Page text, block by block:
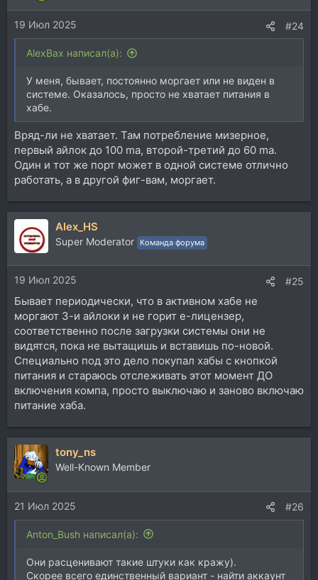
19 Июл 2025 #24
AlexBax написал(а):
У меня, бывает, постоянно моргает или не виден в
системе. Оказалось, просто не хватает питания в
хабе.
Вряд-ли не хватает. Там потребление мизерное,
первый айлок до 100 ma, второй-третий до 60 ma.
Один и тот же порт может в одной системе отлично
работать, а в другой фиг-вам, моргает.
Alex_HS
Super Moderator Команда форума
19 Июл 2025 #25
Бывает периодически, что в активном хабе не
моргают 3-и айлоки и не горит е-лицензер,
соответственно после загрузки системы они не
видятся, пока не вытащишь и вставишь по-новой.
Специально под это дело покупал хабы с кнопкой
питания и стараюсь отслеживать этот момент ДО
включения компа, просто выключаю и заново включаю
питание хаба.
tony_ns
Well-Known Member
21 Июл 2025 #26
Anton_Bush написал(а):
Они расценивают такие штуки как кражу).
Скорее всего единственный вариант - найти аккаунт